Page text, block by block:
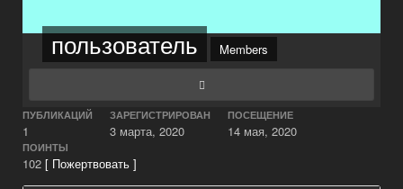
пользователь Members
ПУБЛИКАЦИЙ
1
ЗАРЕГИСТРИРОВАН
3 марта, 2020
ПОСЕЩЕНИЕ
14 мая, 2020
ПОИНТЫ
102 [ Пожертвовать ]